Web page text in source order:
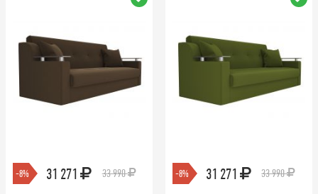
-8% 31 271 33 990 -8% 31 271 33 990